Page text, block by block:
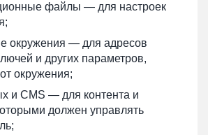
файлы — для настроек
окружения — для адресов
и других параметров,
окружения;
и CMS — для контента и
должен управлять